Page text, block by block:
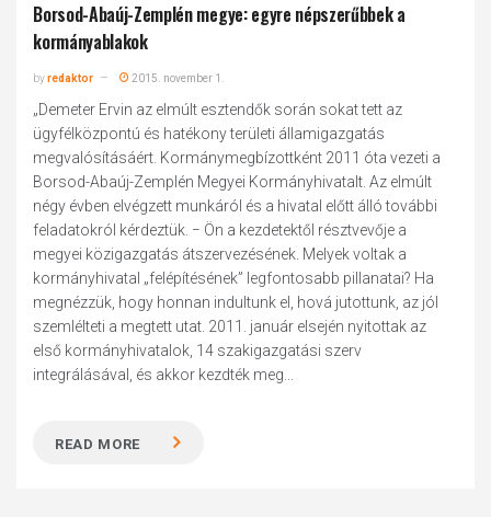
Borsod-Abaúj-Zemplén megye: egyre népszerűbbek a
kormányablakok
byredaktor 2015. november 1.
„Demeter Ervin az elmúlt esztendők során sokat tett az
ügyfélközpontú és hatékony területi államigazgatás
megvalósításáért. Kormánymegbízottként 2011 óta vezeti a
Borsod-Abaúj-Zemplén Megyei Kormányhivatalt. Az elmúlt
négy évben elvégzett munkáról és a hivatal előtt álló további
feladatokról kérdeztük. − Ön a kezdetektől résztvevője a
megyei közigazgatás átszervezésének. Melyek voltak a
kormányhivatal „felépítésének” legfontosabb pillanatai? Ha
megnézzük, hogy honnan indultunk el, hová jutottunk, az jól
szemlélteti a megtett utat. 2011. január elsején nyitottak az
első kormányhivatalok, 14 szakigazgatási szerv
integrálásával, és akkor kezdték meg...
READ MORE